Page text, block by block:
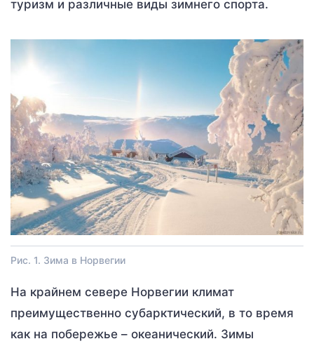
туризм и различные виды зимнего спорта.
Рис. 1. Зима в Норвегии
На крайнем севере Норвегии климат
преимущественно субарктический, в то время
как на побережье – океанический. Зимы